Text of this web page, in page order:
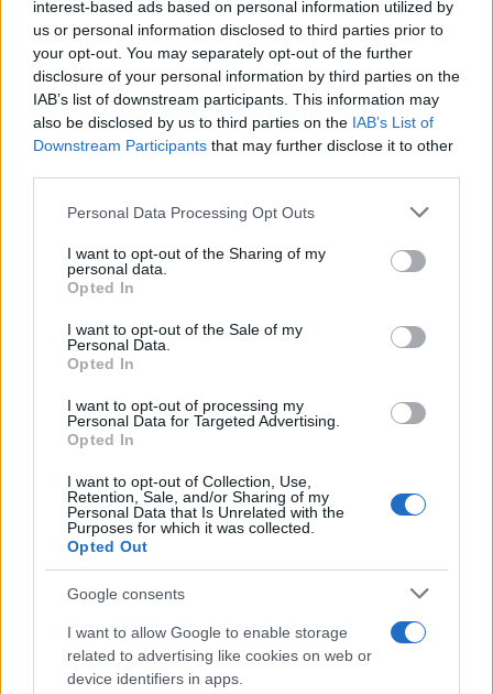
interest-based ads based on personal information utilized by
us or personal information disclosed to third parties prior to
your opt-out. You may separately opt-out of the further
disclosure of your personal information by third parties on the
IAB’s list of downstream participants. This information may
also be disclosed by us to third parties on the IAB’s List of
Downstream Participants that may further disclose it to other
Please note that this website/app uses one or more Google
not limited to your visit or usage behaviour. You may click to
grant or deny consent to Google and its third-party tags to
use your data for below specified purposes in below Google
consent section.
Personal Data Processing Opt Outs
I want to opt-out of the Sharing of my
personal data.
Opted In
I want to opt-out of the Sale of my
Personal Data.
Opted In
I want to opt-out of processing my
Personal Data for Targeted Advertising.
Opted In
I want to opt-out of Collection, Use,
Retention, Sale, and/or Sharing of my
Personal Data that Is Unrelated with the
Purposes for which it was collected.
Opted Out
Google consents
I want to allow Google to enable storage
related to advertising like cookies on web or
device identifiers in apps.
Νίκος Ανδρουλάκης: Το δημογραφικό θα είναι η
επόμενα χρόνια
Περιοδεία στην Ευρυτανία πραγματοποίησε ο πρόεδρος του